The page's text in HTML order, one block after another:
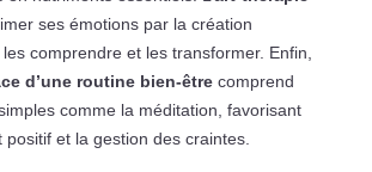
ses émotions par la création
comprendre et les transformer. Enfin,
d’une routine bien-êtrecomprend
comme la méditation, favorisant
positif et la gestion des craintes.